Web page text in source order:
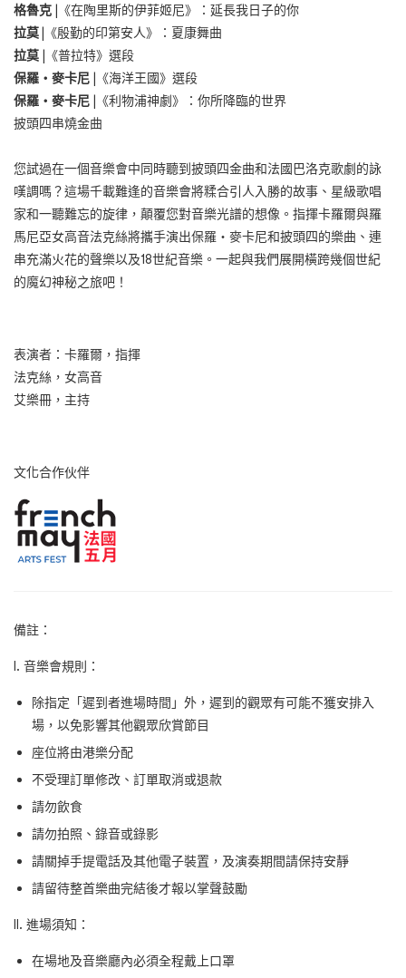
格魯克 |《在陶里斯的伊菲姬尼》：延長我日子的你
拉莫 |《殷勤的印第安人》：夏康舞曲
拉莫 |《普拉特》選段
保羅 ‧ 麥卡尼 |《海洋王國》選段
保羅 ‧ 麥卡尼 |《利物浦神劇》：你所降臨的世界
披頭四串燒金曲
您試過在一個音樂會中同時聽到披頭四金曲和法國巴洛克歌劇的詠
嘆調嗎？這場千載難逢的音樂會將糅合引人入勝的故事、星級歌唱
家和一聽難忘的旋律，顛覆您對音樂光譜的想像。指揮卡羅爾與羅
馬尼亞女高音法克絲將攜手演出保羅‧麥卡尼和披頭四的樂曲、連
串充滿火花的聲樂以及18世紀音樂。一起與我們展開橫跨幾個世紀
的魔幻神秘之旅吧！
表演者：卡羅爾，指揮
法克絲，女高音
艾樂冊，主持
文化合作伙伴
備註：
I. 音樂會規則：
除指定「遲到者進場時間」外，遲到的觀眾有可能不獲安排入
場，以免影響其他觀眾欣賞節目
座位將由港樂分配
不受理訂單修改、訂單取消或退款
請勿飲食
請勿拍照、錄音或錄影
請關掉手提電話及其他電子裝置，及演奏期間請保持安靜
請留待整首樂曲完結後才報以掌聲鼓勵
II. 進場須知：
在場地及音樂廳內必須全程戴上口罩